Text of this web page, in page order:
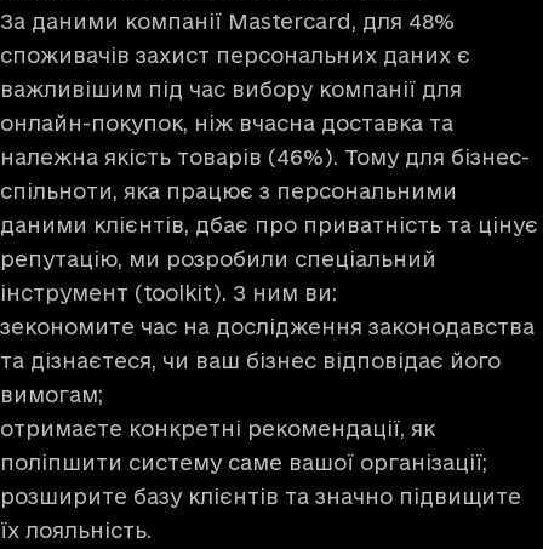
За даними компанії Mastercard, для 48%
споживачів захист персональних даних є
важливішим під час вибору компанії для
онлайн-покупок, ніж вчасна доставка та
належна якість товарів (46%). Тому для бізнес-
спільноти, яка працює з персональними
даними клієнтів, дбає про приватність та цінує
репутацію, ми розробили спеціальний
інструмент (toolkit). З ним ви:
зекономите час на дослідження законодавства
та дізнаєтеся, чи ваш бізнес відповідає його
вимогам;
отримаєте конкретні рекомендації, як
поліпшити систему саме вашої організації;
розширите базу клієнтів та значно підвищите
їх лояльність.